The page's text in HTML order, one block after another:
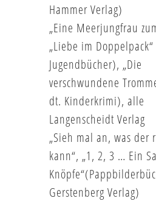
Hammer Verlag)
„Eine Meerjungfrau
„Liebe im
Jugendbücher), „Die
verschwundene
dt. Kinderkrimi), alle
Langenscheidt Verlag
„Sieh mal an, was der
kann“, „1, 2, 3 … Ein
Gerstenberg Verlag)